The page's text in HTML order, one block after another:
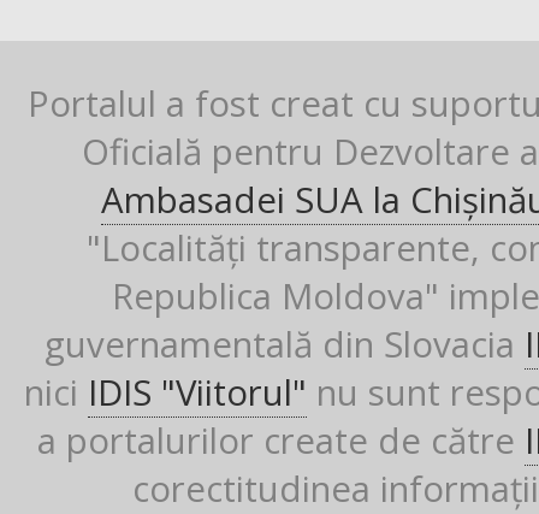
Portalul a fost creat cu
Oficială pentru Dezvoltare
Ambasadei SUA la
"Localități transparente,
Republica Moldova"
guvernamentală din Slovacia
nici IDIS "Viitorul" nu sunt
a portalurilor create de către
corectitudinea